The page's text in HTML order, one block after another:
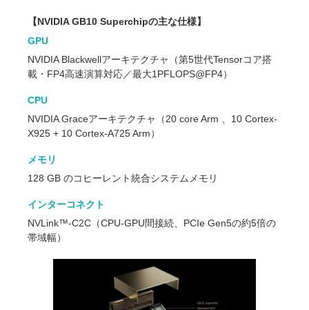
【NVIDIA GB10 Superchipの主な仕様】
GPU
NVIDIA Blackwellアーキテクチャ（第5世代Tensorコア搭
載・FP4高速演算対応／最大1PFLOPS@FP4）
CPU
NVIDIA Graceアーキテクチャ（20 core Arm 、10 Cortex-
X925 + 10 Cortex-A725 Arm）
メモリ
128 GB のコヒーレント統合システムメモリ
インターコネクト
NVLink™-C2C（CPU-GPU間接続、PCIe Gen5の約5倍の
帯域幅）